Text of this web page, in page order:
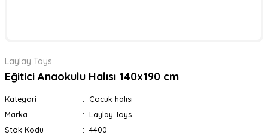
Laylay Toys
Eğitici Anaokulu Halısı 140x190 cm
Kategori
Çocuk halısı
Marka
Laylay Toys
Stok Kodu
4400